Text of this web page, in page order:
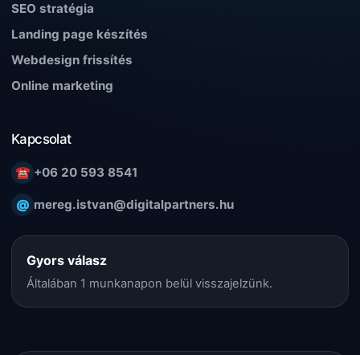
SEO stratégia
Landing page készítés
Webdesign frissítés
Online marketing
Kapcsolat
☎ +06 20 593 8541
@ mereg.istvan@digitalpartners.hu
Gyors válasz
Általában 1 munkanapon belül visszajelzünk.